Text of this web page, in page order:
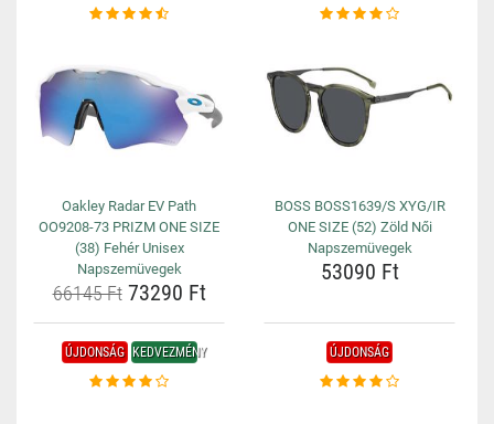
Oakley Radar EV Path
OO9208-73 PRIZM ONE SIZE
(38) Fehér Unisex
Napszemüvegek
66145 Ft73290 Ft
BOSS BOSS1639/S XYG/IR
ONE SIZE (52) Zöld Női
Napszemüvegek
53090 Ft
ÚJDONSÁG KEDVEZMÉNY ÚJDONSÁG